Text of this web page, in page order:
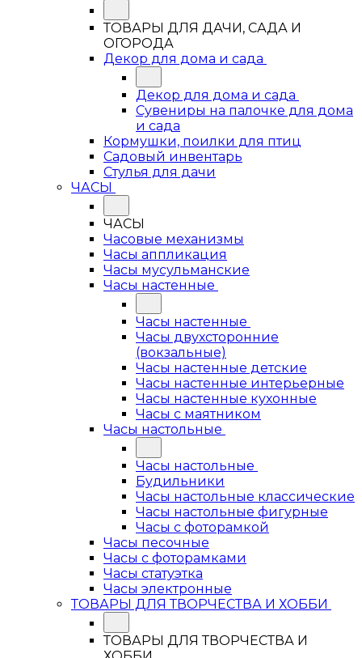
ТОВАРЫ ДЛЯ ДАЧИ, САДА И
ОГОРОДА
Декор для дома и сада
Декор для дома и сада
Сувениры на палочке для дома
и сада
Кормушки, поилки для птиц
Садовый инвентарь
Стулья для дачи
ЧАСЫ
ЧАСЫ
Часовые механизмы
Часы аппликация
Часы мусульманские
Часы настенные
Часы настенные
Часы двухсторонние
(вокзальные)
Часы настенные детские
Часы настенные интерьерные
Часы настенные кухонные
Часы с маятником
Часы настольные
Часы настольные
Будильники
Часы настольные классические
Часы настольные фигурные
Часы с фоторамкой
Часы песочные
Часы с фоторамками
Часы статуэтка
Часы электронные
ТОВАРЫ ДЛЯ ТВОРЧЕСТВА И ХОББИ
ТОВАРЫ ДЛЯ ТВОРЧЕСТВА И